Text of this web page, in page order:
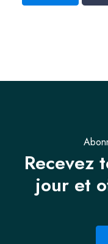
Recevez
jour et